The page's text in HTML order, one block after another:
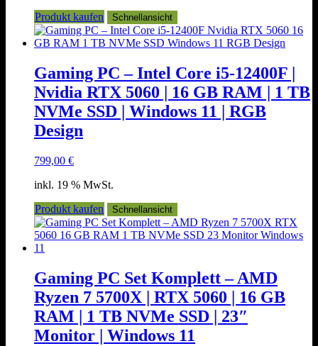
Produkt kaufen
Schnellansicht
Gaming PC – Intel Core i5-12400F |
Nvidia RTX 5060 | 16 GB RAM | 1 TB
NVMe SSD | Windows 11 | RGB
Design
799,00 €
inkl. 19 % MwSt.
Produkt kaufen
Schnellansicht
Gaming PC Set Komplett – AMD
Ryzen 7 5700X | RTX 5060 | 16 GB
RAM | 1 TB NVMe SSD | 23″
Monitor | Windows 11